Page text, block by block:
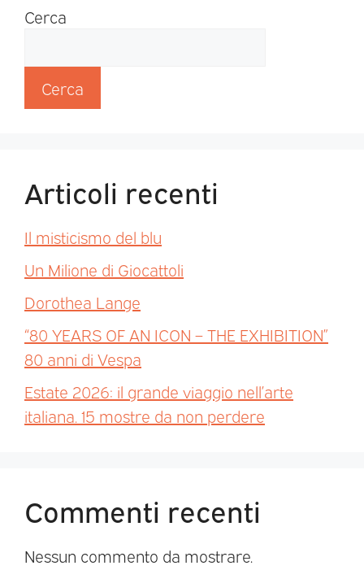
Cerca
Cerca
Articoli recenti
Il misticismo del blu
Un Milione di Giocattoli
Dorothea Lange
“80 YEARS OF AN ICON – THE EXHIBITION”
80 anni di Vespa
Estate 2026: il grande viaggio nell’arte
italiana. 15 mostre da non perdere
Commenti recenti
Nessun commento da mostrare.